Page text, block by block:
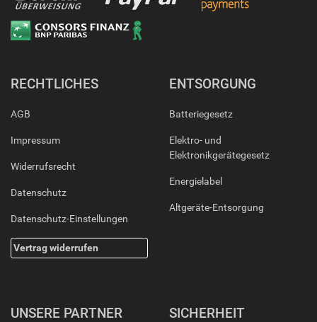
RECHTLICHES
AGB
Impressum
Widerrufsrecht
Datenschutz
Datenschutz-Einstellungen
Vertrag widerrufen
ENTSORGUNG
Batteriegesetz
Elektro- und
Elektronikgerätegesetz
Energielabel
Altgeräte-Entsorgung
UNSERE PARTNER SICHERHEIT